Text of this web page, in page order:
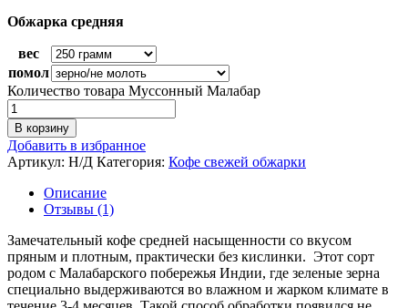
Обжарка средняя
вес
помол
Количество товара Муссонный Малабар
В корзину
Добавить в избранное
Артикул: Н/Д Категория: Кофе свежей обжарки
Описание
Отзывы (1)
Замечательный кофе средней насыщенности со вкусом
пряным и плотным, практически без кислинки. Этот сорт
родом с Малабарского побережья Индии, где зеленые зерна
специально выдерживаются во влажном и жарком климате в